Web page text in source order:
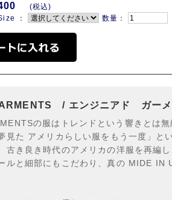
(税込)
： 数量：
/ エンジニアド ガーメ
の服はトレンドという響きとは無
見た アメリカらしい服をもう一度」と
古き良き時代のアメリカの洋服を再編し
ルと細部にもこだわり、真の MIDE IN